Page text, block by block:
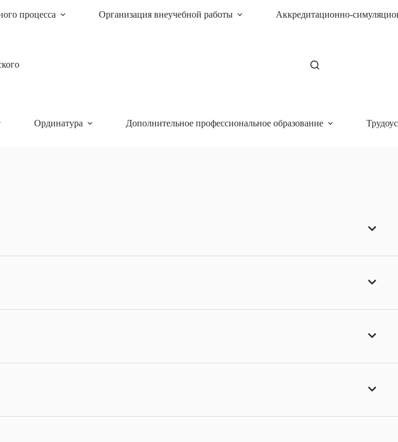
процесса Организация внеучебной работы Аккредитационно-
Ординатура Дополнительное профессиональное образование